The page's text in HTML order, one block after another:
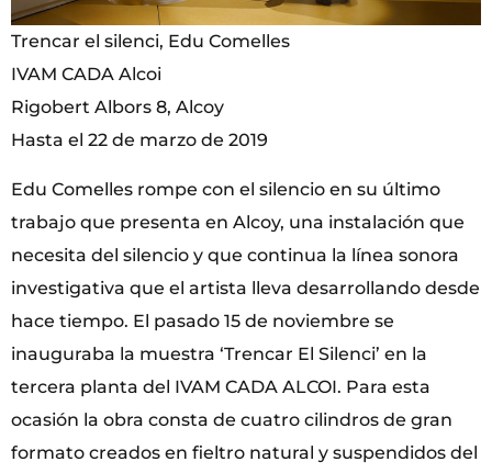
Trencar el silenci, Edu Comelles
IVAM CADA Alcoi
Rigobert Albors 8, Alcoy
Hasta el 22 de marzo de 2019
Edu Comelles rompe con el silencio en su último
trabajo que presenta en Alcoy, una instalación que
necesita del silencio y que continua la línea sonora
investigativa que el artista lleva desarrollando desde
hace tiempo. El pasado 15 de noviembre se
inauguraba la muestra ‘Trencar El Silenci’ en la
tercera planta del IVAM CADA ALCOI. Para esta
ocasión la obra consta de cuatro cilindros de gran
formato creados en fieltro natural y suspendidos del